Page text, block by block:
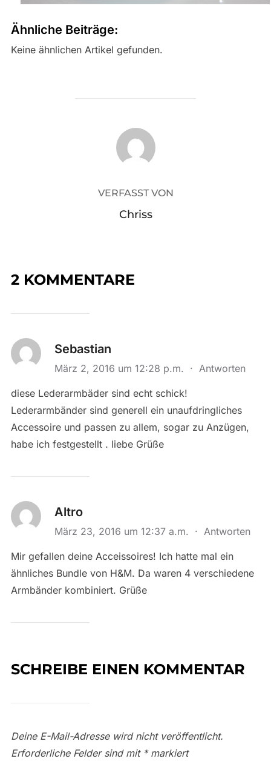
Ähnliche Beiträge:
Keine ähnlichen Artikel gefunden.
BEITRAGSAUTOR
VERFASST VON
Chriss
2 KOMMENTARE
Sebastian
März 2, 2016 um 12:28 p.m. · Antworten
diese Lederarmbäder sind echt schick!
Lederarmbänder sind generell ein unaufdringliches
Accessoire und passen zu allem, sogar zu Anzügen,
habe ich festgestellt . liebe Grüße
Altro
März 23, 2016 um 12:37 a.m. · Antworten
Mir gefallen deine Acceissoires! Ich hatte mal ein
ähnliches Bundle von H&M. Da waren 4 verschiedene
Armbänder kombiniert. Grüße
SCHREIBE EINEN KOMMENTAR
Deine E-Mail-Adresse wird nicht veröffentlicht.
Erforderliche Felder sind mit *markiert